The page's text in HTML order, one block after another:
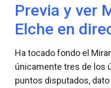
Previa y ver
Elche en
Ha tocado fondo el
únicamente tres de los
puntos disputados,